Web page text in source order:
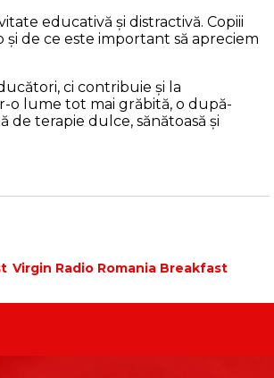
educativă și distractivă. Copiii
de ce este important să apreciem
ci contribuie și la
o lume tot mai grăbită, o după-
terapie dulce, sănătoasă și
Virgin Radio Romania Breakfast